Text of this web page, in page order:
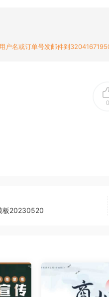
户名或订单号发邮件到
0
板20230520